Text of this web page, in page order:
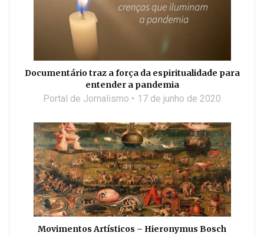
Documentário traz a força da espiritualidade para
entender a pandemia
Portal de Jornalismo 17 de junho de 2020
Movimentos Artísticos – Hieronymus Bosch